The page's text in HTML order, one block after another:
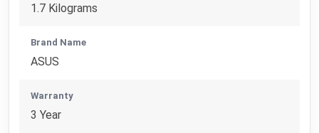
1.7 Kilograms
Brand Name
ASUS
Warranty
3 Year